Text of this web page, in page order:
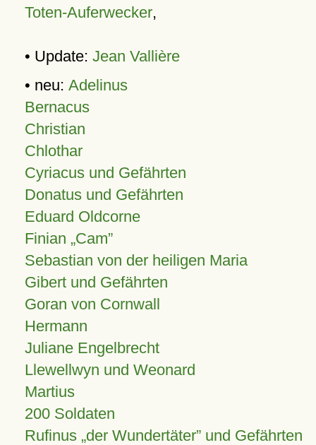
Toten-Auferwecker,
• Update: Jean Vallière
• neu: Adelinus
Bernacus
Christian
Chlothar
Cyriacus und Gefährten
Donatus und Gefährten
Eduard Oldcorne
Finian Cam
Sebastian von der heiligen Maria
Gibert und Gefährten
Goran von Cornwall
Hermann
Juliane Engelbrecht
Llewellwyn und Weonard
Martius
200 Soldaten
Rufinus „der Wundertäter” und Gefährten